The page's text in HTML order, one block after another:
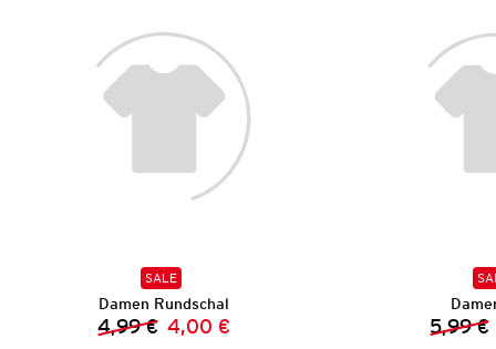
SALE
Damen Rundschal
Vorheriger Preis:
4,99 € Neuer Preis:
4,00 € 5,99 €